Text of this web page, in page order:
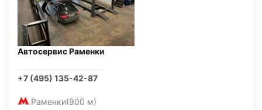
Автосервис Раменки
+7 (495) 135-42-87
Раменки(900 м)